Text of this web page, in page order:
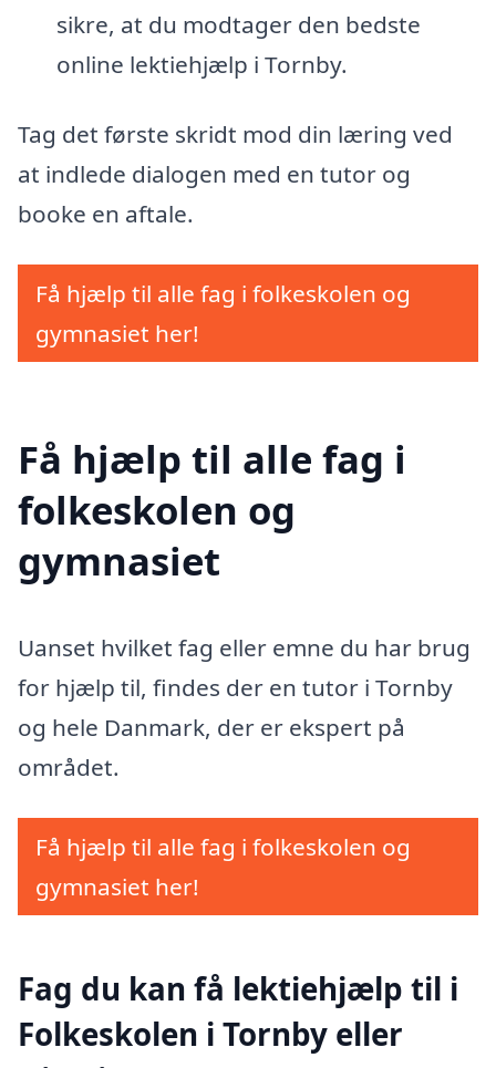
sikre, at du modtager den bedste
online lektiehjælp i Tornby.
Tag det første skridt mod din læring ved
at indlede dialogen med en tutor og
booke en aftale.
Få hjælp til alle fag i folkeskolen og
gymnasiet her!
Få hjælp til alle fag i
folkeskolen og
gymnasiet
Uanset hvilket fag eller emne du har brug
for hjælp til, findes der en tutor i Tornby
og hele Danmark, der er ekspert på
området.
Få hjælp til alle fag i folkeskolen og
gymnasiet her!
Fag du kan få lektiehjælp til i
Folkeskolen i Tornby eller